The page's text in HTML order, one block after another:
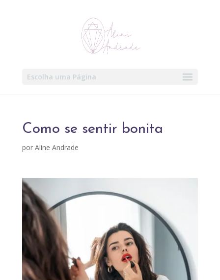
Escolha uma Página
Como se sentir bonita
por Aline Andrade